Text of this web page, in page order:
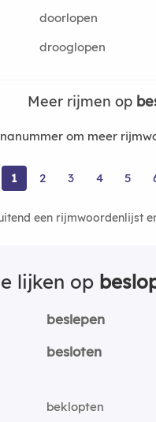
doorlopen
drooglopen
Meer rijmen op
om meer
1 2 3 4 5
een rijmwoordenlijst
lijken op
beslepen
besloten
beklopten